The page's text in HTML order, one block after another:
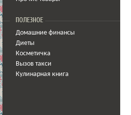
ПОЛЕЗНОЕ
Домашние финансы
Диеты
Косметичка
Вызов такси
Кулинарная книга